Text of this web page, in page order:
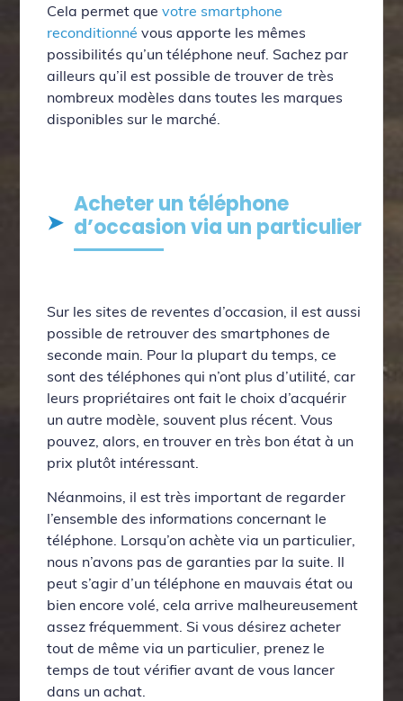
Cela permet quevotre smartphone
reconditionné vous apporte les mêmes
possibilités qu’un téléphone neuf. Sachez par
ailleurs qu’il est possible de trouver de très
nombreux modèles dans toutes les marques
disponibles sur le marché.
Acheter un téléphone
d’occasion via un particulier
Sur les sites de reventes d’occasion, il est aussi
possible de retrouver des smartphones de
seconde main. Pour la plupart du temps, ce
sont des téléphones qui n’ont plus d’utilité, car
leurs propriétaires ont fait le choix d’acquérir
un autre modèle, souvent plus récent. Vous
pouvez, alors, en trouver en très bon état à un
prix plutôt intéressant.
Néanmoins, il est très important de regarder
l’ensemble des informations concernant le
téléphone. Lorsqu’on achète via un particulier,
nous n’avons pas de garanties par la suite. Il
peut s’agir d’un téléphone en mauvais état ou
bien encore volé, cela arrive malheureusement
assez fréquemment. Si vous désirez acheter
tout de même via un particulier, prenez le
temps de tout vérifier avant de vous lancer
dans un achat.